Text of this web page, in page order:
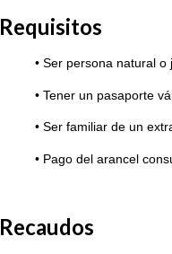
Requisitos
• Ser persona natural
• Tener un pasaporte
• Ser familiar de un
• Pago del arancel
Recaudos